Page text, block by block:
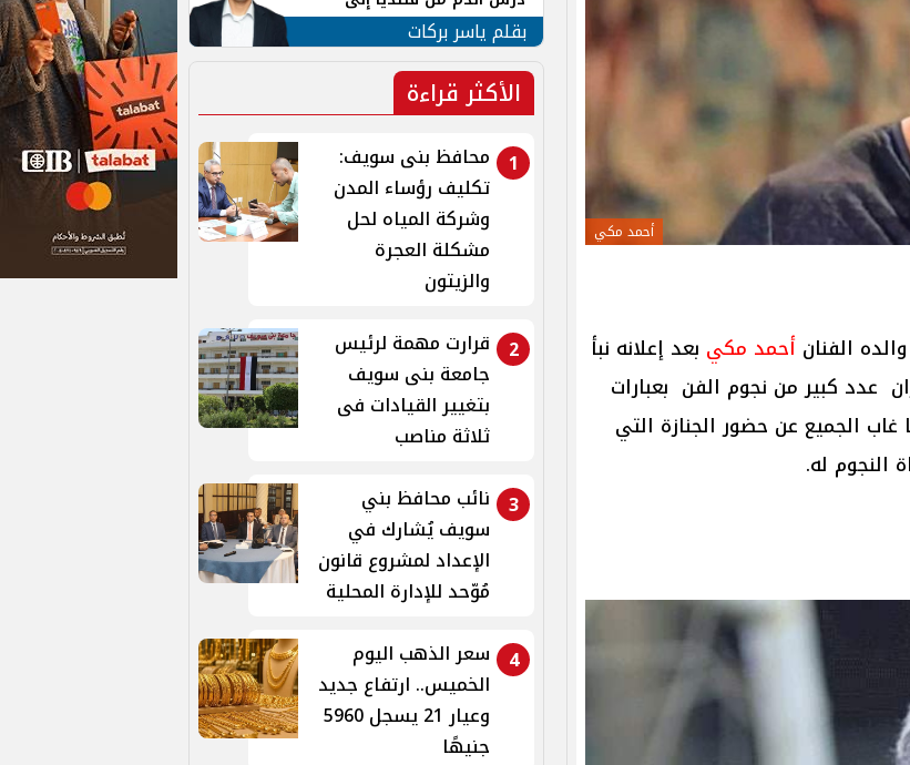
أحمد مكي
الفنان أحمد مكي بعد إعلانه نبأ
عدد كبير من نجوم الفن بعبارات
غاب الجميع عن حضور الجنازة التي
النجوم له.
جنوب لبنان
بقلم ياسر بركات
الأكثر قراءة
1
محافظ بنى سويف:
تكليف رؤساء المدن
وشركة المياه لحل
مشكلة العجرة
والزيتون
2
قرارت مهمة لرئيس
جامعة بنى سويف
بتغيير القيادات فى
ثلاثة مناصب
3 نائب محافظ بني
سويف يُشارك في
الإعداد لمشروع قانون
مُوّحد للإدارة المحلية
4
سعر الذهب اليوم
الخميس.. ارتفاع جديد
وعيار 21 يسجل 5960
جنيهًا